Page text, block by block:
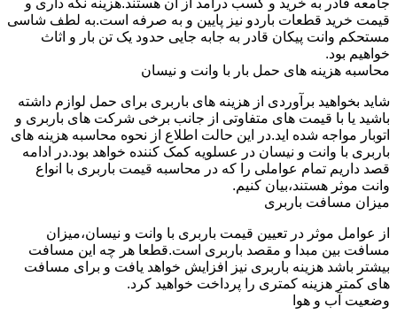
قیمت خرید قطعات باردو نیز پایین و به صرفه است.به لطف شاسی
مستحکم وانت پیکان قادر به جابه جایی حدود یک تن بار و اثاث
خواهیم بود.
محاسبه هزینه های حمل بار با وانت و نیسان
شاید بخواهید برآوردی از هزینه های باربری برای حمل لوازم داشته
باشید یا با قیمت های متفاوتی از جانب برخی شرکت های باربری و
اتوبار مواجه شده اید.در این حالت اطلاع از نحوه محاسبه هزینه های
باربری با وانت و نیسان در عسلویه کمک کننده خواهد بود.در ادامه
قصد داریم تمام عواملی را که در محاسبه قیمت باربری با انواع
وانت موثر هستند،بیان کنیم.
میزان مسافت باربری
از عوامل موثر در تعیین قیمت باربری با وانت و نیسان،میزان
مسافت بین مبدا و مقصد باربری است.قطعا هر چه این مسافت
بیشتر باشد هزینه باربری نیز افزایش خواهد یافت و برای مسافت
های کمتر هزینه کمتری را پرداخت خواهید کرد.
وضعیت آب و هوا